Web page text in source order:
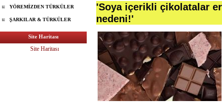
YÖREMİZDEN TÜRKÜLER
ŞARKILAR & TÜRKÜLER
Site Haritası
Site Haritası
'Soya içerikli çikolatalar
nedeni!'